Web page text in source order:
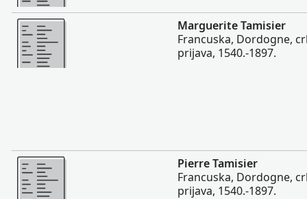
Više
Marguerite Tamisier
Francuska, Dordogne,
prijava, 1540.-1897.
Više
Pierre Tamisier
Francuska, Dordogne,
prijava, 1540.-1897.